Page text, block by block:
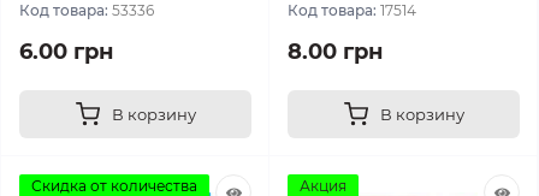
Код товара: 53336
6.00 грн
В корзину
Код товара: 17514
8.00 грн
В корзину
Скидка от количества Акция